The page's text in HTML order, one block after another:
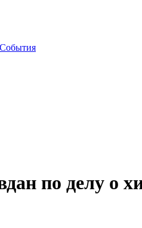
События
по делу о